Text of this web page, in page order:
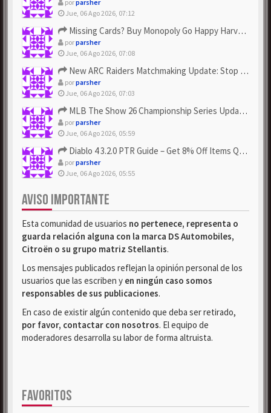
porparsher
Jue, 06 Ago 2026, 07:12
Missing Cards? Buy Monopoly Go Happy Harvest with Looney Tun...
porparsher
Jue, 06 Ago 2026, 07:08
New ARC Raiders Matchmaking Update: Stop Failed - Grab Bluep...
porparsher
Jue, 06 Ago 2026, 07:03
MLB The Show 26 Championship Series Update! Get Cheap & ...
porparsher
Jue, 06 Ago 2026, 05:59
Diablo 4 3.2.0 PTR Guide – Get 8% Off Items Quickly to Test ...
porparsher
Jue, 06 Ago 2026, 05:55
AVISO IMPORTANTE
Esta comunidad de usuarios no pertenece, representa o
guarda relación alguna con la marca DS Automobiles,
Citroën o su grupo matriz Stellantis.
Los mensajes publicados reflejan la opinión personal de los
usuarios que las escriben y en ningún caso somos
responsables de sus publicaciones.
En caso de existir algún contenido que deba ser retirado,
por favor, contactar con nosotros. El equipo de
moderadores desarrolla su labor de forma altruista.
FAVORITOS